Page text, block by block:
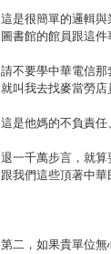
這是很簡單的邏輯與
圖書館的館員跟這件
請不要學中華電信那
就叫我去找麥當勞店
這是他媽的不負責任
退一千萬步言，就算
跟我們這些頂著中華
第二，如果貴單位無